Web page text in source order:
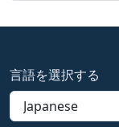
言語を選択する